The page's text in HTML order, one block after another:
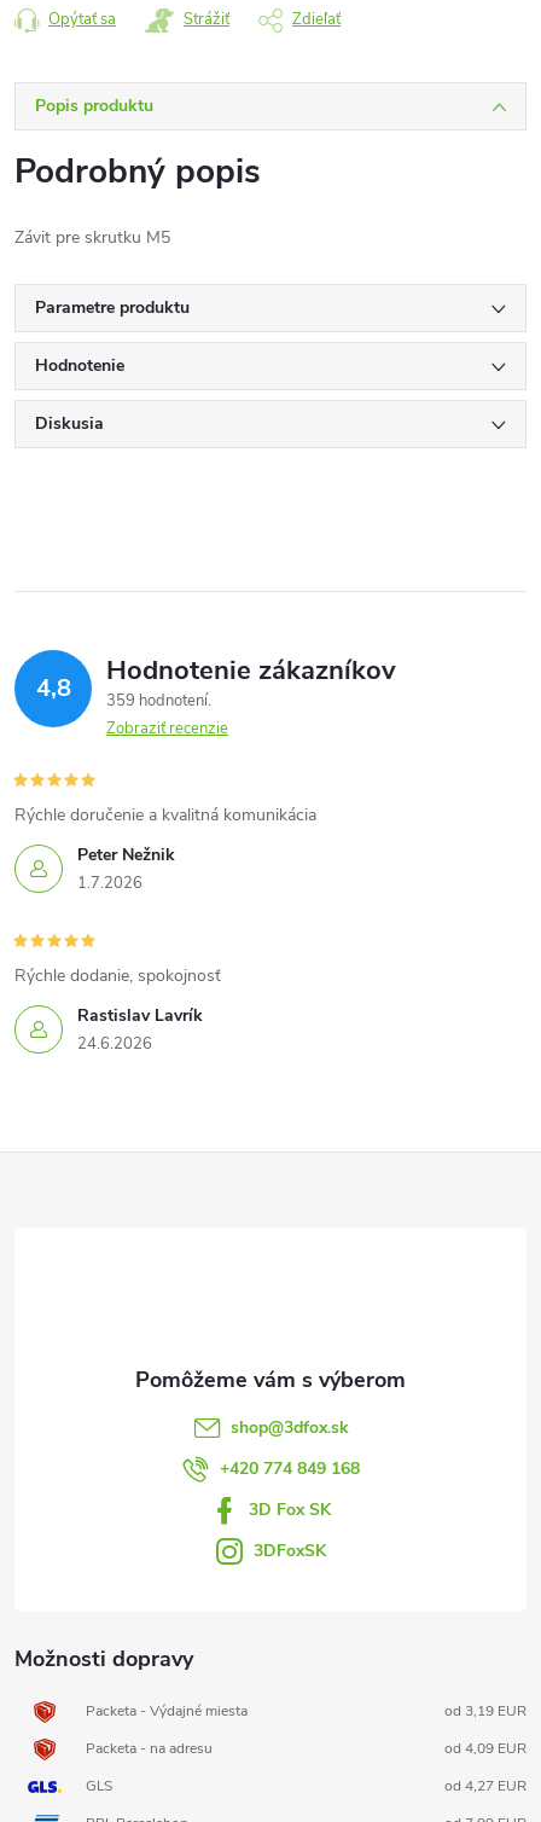
Opýtať sa Strážiť Zdieľať
Popis produktu
Podrobný popis
Závit pre skrutku M5
Parametre produktu
Hodnotenie
Diskusia
4,8 Hodnotenie zákazníkov
359 hodnotení
Zobraziť recenzie
Peter Nežnik
1.7.2026
Rýchle doručenie a kvalitná komunikácia
Rastislav Lavrík
24.6.2026
Rýchle dodanie, spokojnosť
Možnosti dopravy
Packeta - Výdajné miesta
od 3,19 EUR
Packeta - na adresu
od 4,09 EUR
GLS
od 4,27 EUR
shop@3dfox.sk
+420 774 849 168
3D Fox SK
3DFoxSK